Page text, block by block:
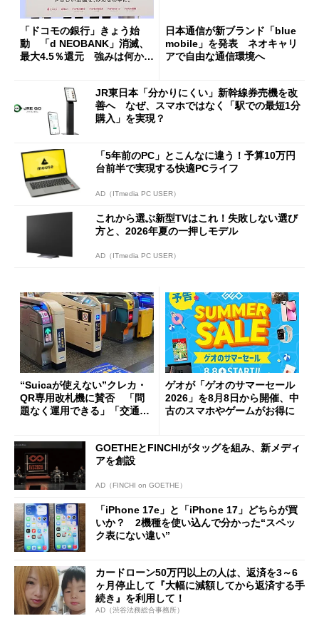
「ドコモの銀行」きょう始
動 「d NEOBANK」消滅、
最大4.5％還元 強みは何か解
日本通信が新ブランド「blue
mobile」を発表 ネオキャリ
アで自由な通信環境へ
JR東日本「分かりにくい」新幹線券売機を改
善へ なぜ、スマホではなく「駅での最短1分
購入」を実現？
「5年前のPC」とこんなに違う！予算10万円
台前半で実現する快適PCライフ
AD（ITmedia PC USER）
これから選ぶ新型TVはこれ！失敗しない選び
方と、2026年夏の一押しモデル
AD（ITmedia PC USER）
“Suicaが使えない”クレカ・
QR専用改札機に賛否 「問
題なく運用できる」「交通系I
ゲオが「ゲオのサマーセール
2026」を8月8日から開催、中
古のスマホやゲームがお得に
GOETHEとFINCHIがタッグを組み、新メディ
アを創設
AD（FINCHI on GOETHE）
「iPhone 17e」と「iPhone 17」どちらが買
いか？ 2機種を使い込んで分かった“スペッ
ク表にない違い”
カードローン50万円以上の人は、返済を3～6
ヶ月停止して『大幅に減額してから返済する手
続き』を利用して！
AD（渋谷法務総合事務所）